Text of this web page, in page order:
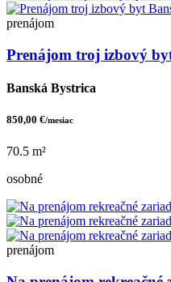
prenájom
Prenájom troj izbový
Banská Bystrica
850,00 €/mesiac
70.5 m²
osobné
prenájom